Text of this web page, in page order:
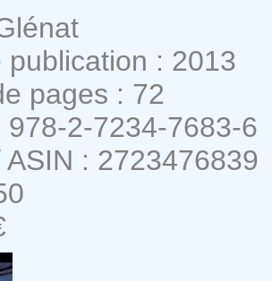
publication : 2013
pages : 72
978-2-7234-7683-6
ASIN : 2723476839